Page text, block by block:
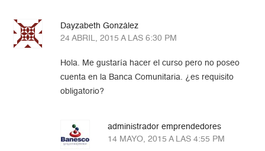
Dayzabeth González
24 ABRIL, 2015 A LAS 6:30 PM
Hola. Me gustaría hacer el curso pero no poseo
cuenta en la Banca Comunitaria. ¿es requisito
obligatorio?
administrador emprendedores
14 MAYO, 2015 A LAS 4:55 PM